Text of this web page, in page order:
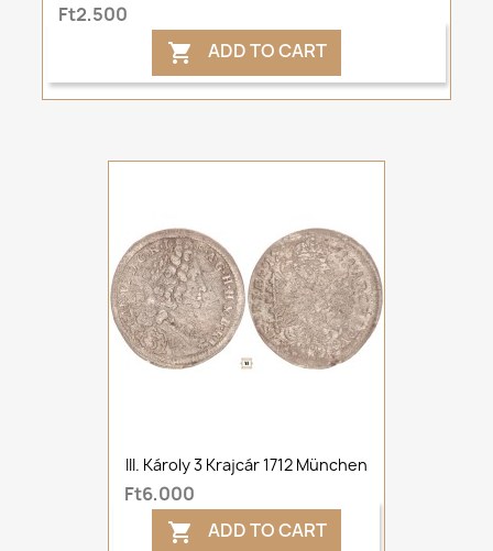
Ft2,500
 ADD TO CART
III. Károly 3 Krajcár 1712 München
Ft6,000
 ADD TO CART